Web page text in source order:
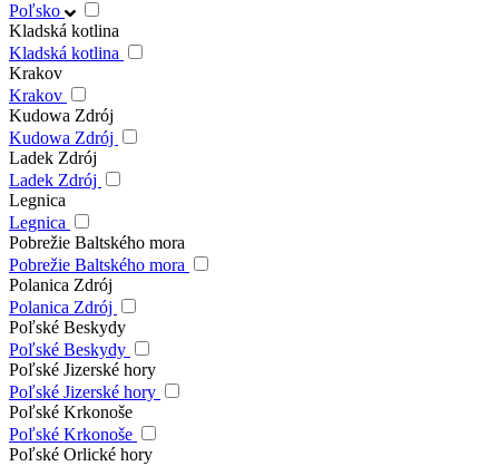
Poľsko
Kladská kotlina
Kladská kotlina
Krakov
Krakov
Kudowa Zdrój
Kudowa Zdrój
Ladek Zdrój
Ladek Zdrój
Legnica
Legnica
Pobrežie Baltského mora
Pobrežie Baltského mora
Polanica Zdrój
Polanica Zdrój
Poľské Beskydy
Poľské Beskydy
Poľské Jizerské hory
Poľské Jizerské hory
Poľské Krkonoše
Poľské Krkonoše
Poľské Orlické hory